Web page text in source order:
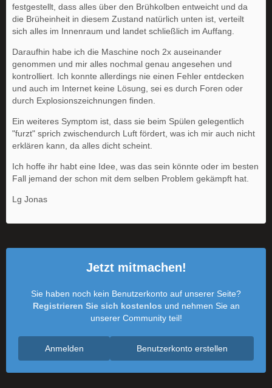
festgestellt, dass alles über den Brühkolben entweicht und da
die Brüheinheit in diesem Zustand natürlich unten ist, verteilt
sich alles im Innenraum und landet schließlich im Auffang.
Daraufhin habe ich die Maschine noch 2x auseinander
genommen und mir alles nochmal genau angesehen und
kontrolliert. Ich konnte allerdings nie einen Fehler entdecken
und auch im Internet keine Lösung, sei es durch Foren oder
durch Explosionszeichnungen finden.
Ein weiteres Symptom ist, dass sie beim Spülen gelegentlich
"furzt" sprich zwischendurch Luft fördert, was ich mir auch nicht
erklären kann, da alles dicht scheint.
Ich hoffe ihr habt eine Idee, was das sein könnte oder im besten
Fall jemand der schon mit dem selben Problem gekämpft hat.
Lg Jonas
Jetzt mitmachen!
Sie haben noch kein Benutzerkonto auf unserer Seite?
Registrieren Sie sich kostenlos und nehmen Sie an
unserer Community teil!
Benutzerkonto erstellen
Anmelden